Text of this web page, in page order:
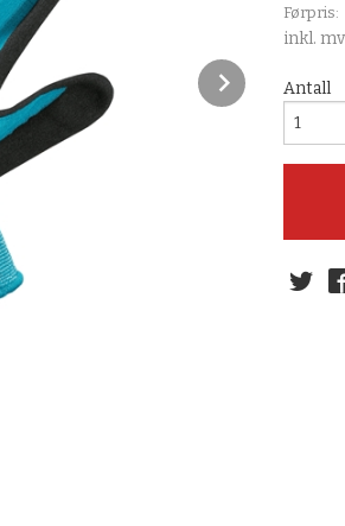
Next
Førpris:
Rabatt
inkl.
Antall